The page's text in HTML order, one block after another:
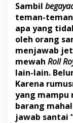
Sambil
teman-teman
apa yang
oleh orang
menjawab
mewah Roll
lain-lain.
Karena
yang
barang
jawab santai